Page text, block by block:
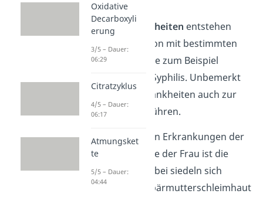
entstehen. Viele
Geschlechtskrankheiten entstehen
durch eine Infektion mit bestimmten
Bakterienarten, wie zum Beispiel
Chlamydien oder Syphilis. Unbemerkt
können solche Krankheiten auch zur
Unfruchtbarkeit führen.
Eine der häufigsten Erkrankungen der
Geschlechtsorgane der Frau ist die
Endometriose
. Dabei siedeln sich
Zellen, die der Gebärmutterschleimhaut
Oxidative
Decarboxyli
erung
3/5 – Dauer:
06:29
Citratzyklus
4/5 – Dauer:
06:17
Atmungsket
te
5/5 – Dauer:
04:44